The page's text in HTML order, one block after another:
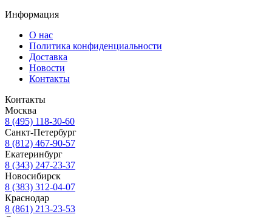
Информация
О нас
Политика конфиденциальности
Доставка
Новости
Контакты
Контакты
Москва
8 (495) 118-30-60
Санкт-Петербург
8 (812) 467-90-57
Екатеринбург
8 (343) 247-23-37
Новосибирск
8 (383) 312-04-07
Краснодар
8 (861) 213-23-53